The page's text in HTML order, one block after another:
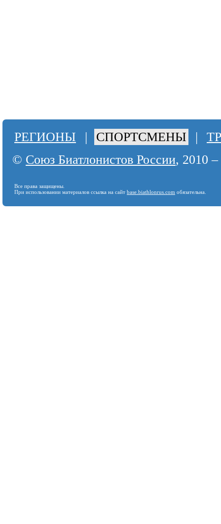
РЕГИОНЫ | СПОРТСМЕНЫ |
© Союз Биатлонистов России, 2010
Все права защищены.
При использовании материалов ссылка на сайт base.biathlonrus.com обязательна.